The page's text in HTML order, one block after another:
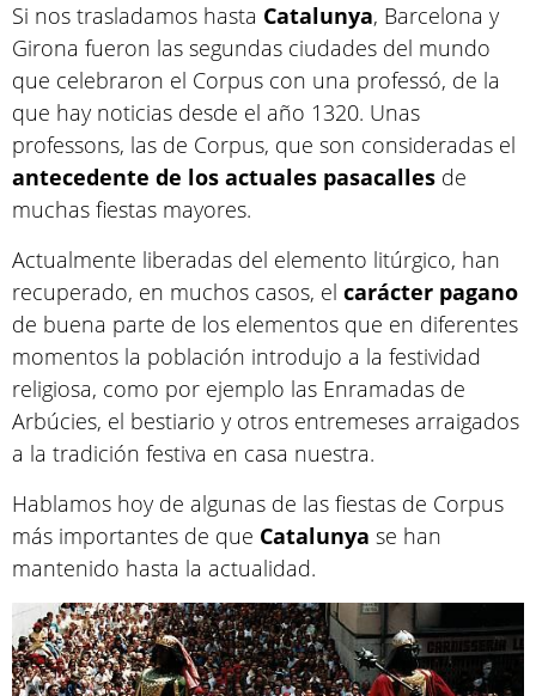
Si nos trasladamos hasta Catalunya, Barcelona y
Girona fueron las segundas ciudades del mundo
que celebraron el Corpus con una professó, de la
que hay noticias desde el año 1320. Unas
professons, las de Corpus, que son consideradas el
antecedente de los actuales pasacalles de
muchas fiestas mayores.
Actualmente liberadas del elemento litúrgico, han
recuperado, en muchos casos, el carácter pagano
de buena parte de los elementos que en diferentes
momentos la población introdujo a la festividad
religiosa, como por ejemplo las Enramadas de
Arbúcies, el bestiario y otros entremeses arraigados
a la tradición festiva en casa nuestra.
Hablamos hoy de algunas de las fiestas de Corpus
más importantes de que Catalunya se han
mantenido hasta la actualidad.